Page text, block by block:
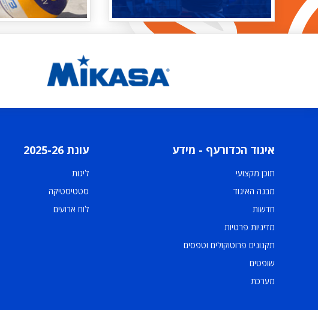
איגוד הכדורעף - מידע
תוכן מקצועי
מבנה האיגוד
חדשות
מדיניות פרטיות
תקנונים פרוטוקולים וטפסים
שופטים
מערכת
עונת 2025-26
ליגות
סטטיסטיקה
לוח ארועים